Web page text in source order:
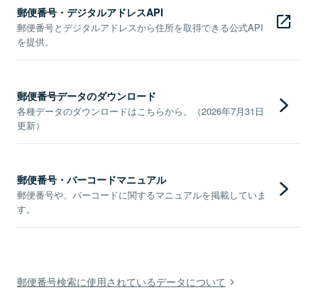
郵便番号・デジタルアドレスAPI
郵便番号とデジタルアドレスから住所を取得できる公式API
を提供。
郵便番号データのダウンロード
各種データのダウンロードはこちらから。（2026年7月31日
更新）
郵便番号・バーコードマニュアル
郵便番号や、バーコードに関するマニュアルを掲載していま
す。
郵便番号検索に使用されているデータについて